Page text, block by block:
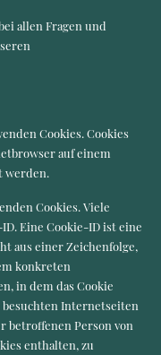
allen Fragen und
Cookies. Cookies
auf einem
werden.
Cookies. Viele
Eine Cookie-ID ist eine
aus einer Zeichenfolge,
konkreten
in dem das Cookie
Internetseiten
betroffenen Person von
enthalten, zu